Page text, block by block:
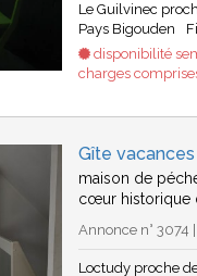
Le Guilvinec
Pays Bigouden
disponibilité
charges
Gîte
maison de
cœur historique
Annonce n° 3074
Loctudy proche